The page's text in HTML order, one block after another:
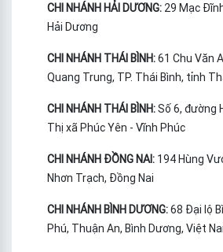
CHI NHÁNH HẢI DƯƠNG: 29 Mạc
Hải Dương
CHI NHÁNH THÁI BÌNH:61 Chu Văn
Quang Trung, TP. Thái Bình, tỉnh
CHI NHÁNH THÁI BÌNH:Số 6, đường
Thị xã Phúc Yên - Vĩnh Phúc
CHI NHÁNH ĐỒNG NAI: 194 Hùng
Nhơn Trạch, Đồng Nai
CHI NHÁNH BÌNH DƯƠNG:68 Đại lộ
Phú, Thuận An, Bình Dương, Việt